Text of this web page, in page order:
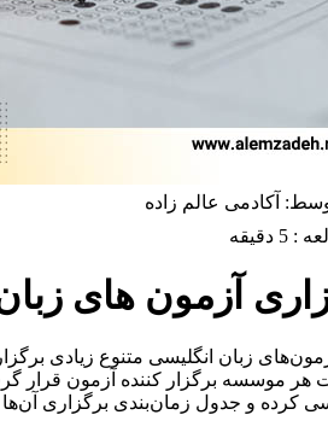
آکادمی عالم زاده
آزمون های زبان
است آزمون‌های زبان انگلیسی متنوع
و جدول زمان‌بندی برگزاری آن‌ها را در سال